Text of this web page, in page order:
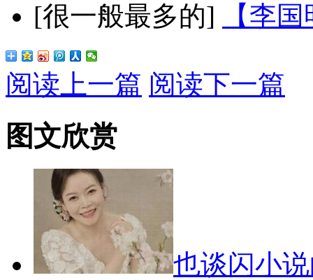
[很一般最多的]
【李
阅读上一篇 阅读下一篇
图文欣赏
也谈闪小